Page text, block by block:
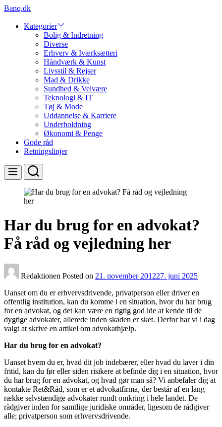
Skip
content
Banq.dk
Kategorier
Bolig & Indretning
Diverse
Erhverv & Iværksætteri
Håndværk & Kunst
Livsstil & Rejser
Mad & Drikke
Sundhed & Velvære
Teknologi & IT
Tøj & Mode
Uddannelse & Karriere
Underholdning
Økonomi & Penge
Gode råd
Retningslinjer
Menu Search
Har du brug for en advokat?
Få råd og vejledning her
Redaktionen Posted on 21. november 201227. juni 2025
Uanset om du er erhvervsdrivende, privatperson eller driver en
offentlig institution, kan du komme i en situation, hvor du har brug
for en advokat, og det kan være en rigtig god ide at kende til de
dygtige advokater, allerede inden skaden er sket. Derfor har vi i dag
valgt at skrive en artikel om advokathjælp.
Har du brug for en advokat?
Uanset hvem du er, hvad dit job indebærer, eller hvad du laver i din
fritid, kan du før eller siden risikere at befinde dig i en situation, hvor
du har brug for en advokat, og hvad gør man så? Vi anbefaler dig at
kontakte Ret&Råd, som er et advokatfirma, der består af en lang
række selvstændige advokater rundt omkring i hele landet. De
rådgiver inden for samtlige juridiske områder, ligesom de rådgiver
alle; privatperson som erhvervsdrivende.